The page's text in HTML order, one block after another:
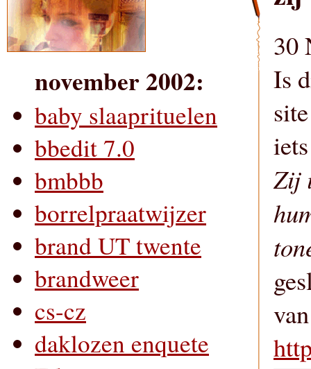
november 2002:
baby slaaprituelen
bbedit 7.0
bmbbb
borrelpraatwijzer
brand UT twente
brandweer
cs-cz
daklozen enquete
30
Is
Zij